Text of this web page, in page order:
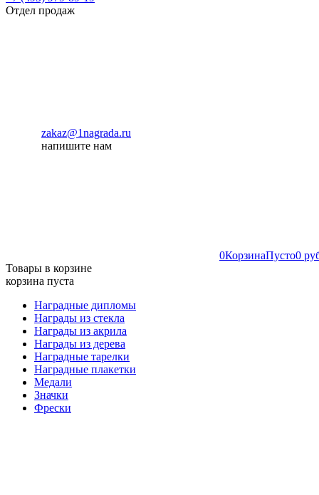
Отдел продаж
zakaz@1nagrada.ru
напишите нам
0КорзинаПусто0
Товары в корзине
корзина пуста
Наградные дипломы
Награды из стекла
Награды из акрила
Награды из дерева
Наградные тарелки
Наградные плакетки
Медали
Значки
Фрески